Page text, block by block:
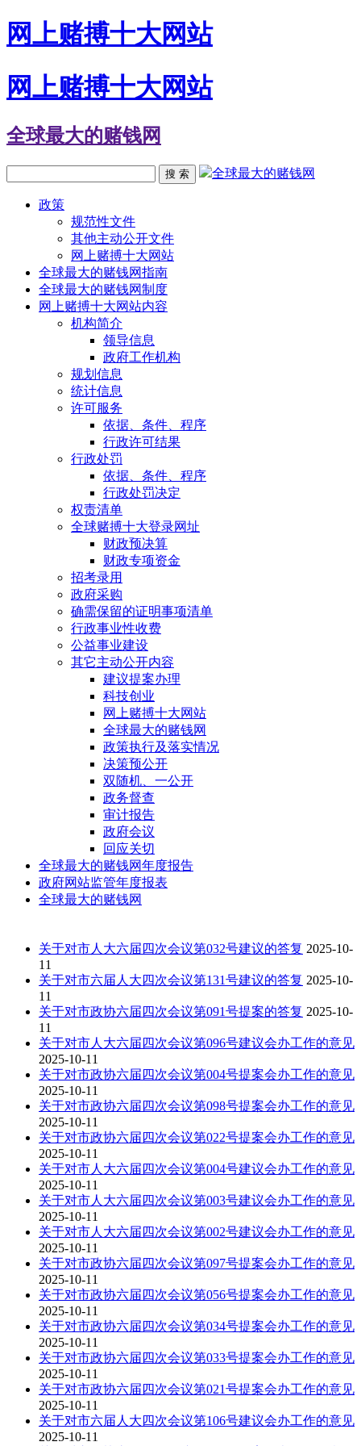
网上赌搏十大网站
网上赌搏十大网站
全球最大的赌钱网
搜 索 全球最大的赌钱网
政策
规范性文件
其他主动公开文件
网上赌搏十大网站
全球最大的赌钱网指南
全球最大的赌钱网制度
网上赌搏十大网站内容
机构简介
领导信息
政府工作机构
规划信息
统计信息
许可服务
依据、条件、程序
行政许可结果
行政处罚
依据、条件、程序
行政处罚决定
权责清单
全球赌搏十大登录网址
财政预决算
财政专项资金
招考录用
政府采购
确需保留的证明事项清单
行政事业性收费
公益事业建设
其它主动公开内容
建议提案办理
科技创业
网上赌搏十大网站
全球最大的赌钱网
政策执行及落实情况
决策预公开
双随机、一公开
政务督查
审计报告
政府会议
回应关切
全球最大的赌钱网年度报告
政府网站监管年度报表
全球最大的赌钱网
关于对市人大六届四次会议第032号建议的答复 2025-10-
11
关于对市六届人大四次会议第131号建议的答复 2025-10-
11
关于对市政协六届四次会议第091号提案的答复 2025-10-
11
关于对市人大六届四次会议第096号建议会办工作的意见
2025-10-11
关于对市政协六届四次会议第004号提案会办工作的意见
2025-10-11
关于对市政协六届四次会议第098号提案会办工作的意见
2025-10-11
关于对市政协六届四次会议第022号提案会办工作的意见
2025-10-11
关于对市人大六届四次会议第004号建议会办工作的意见
2025-10-11
关于对市人大六届四次会议第003号建议会办工作的意见
2025-10-11
关于对市人大六届四次会议第002号建议会办工作的意见
2025-10-11
关于对市政协六届四次会议第097号提案会办工作的意见
2025-10-11
关于对市政协六届四次会议第056号提案会办工作的意见
2025-10-11
关于对市政协六届四次会议第034号提案会办工作的意见
2025-10-11
关于对市政协六届四次会议第033号提案会办工作的意见
2025-10-11
关于对市政协六届四次会议第021号提案会办工作的意见
2025-10-11
关于对市六届人大四次会议第106号建议会办工作的意见
2025-10-11